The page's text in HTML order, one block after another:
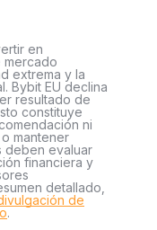
en
mercado
extrema y la
Bybit EU declina
resultado de
constituye
ni
mantener
deben evaluar
financiera y
detallado,
de
.